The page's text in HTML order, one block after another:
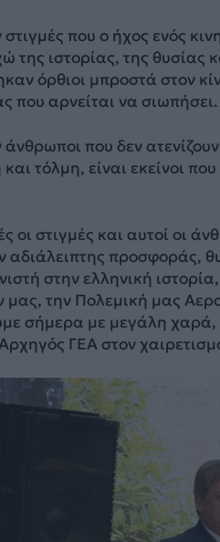
που ο ήχος ενός
της ιστορίας, της θυσίας
όρθιοι μπροστά στον
που αρνείται να σιωπήσει.
που δεν
και τόλμη, είναι εκείνοι
οι στιγμές και αυτοί οι
αδιάλειπτης προσφοράς,
στην ελληνική
την Πολεμική μας
σήμερα με μεγάλη
ΓΕΑ στον